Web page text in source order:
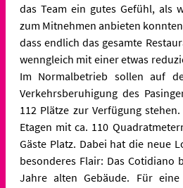
das Team ein gutes Gefühl, als
zum Mitnehmen anbieten
dass endlich das gesamte
wenngleich mit einer etwas
Im Normalbetrieb sollen auf
Verkehrsberuhigung des
112 Plätze zur Verfügung
Etagen mit ca. 110
Gäste Platz. Dabei hat die neue
besonderes Flair: Das Cotidiano
Jahre alten Gebäude. Für eine